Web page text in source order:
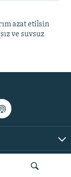
azat etilsin
ve suvsuz
Rights Reserved.